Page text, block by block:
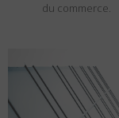
du commerce.